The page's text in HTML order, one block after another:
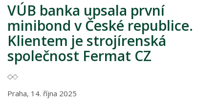
VÚB banka upsala první
minibond v České republice.
Klientem je strojírenská
společnost Fermat CZ
Praha, 14. října 2025